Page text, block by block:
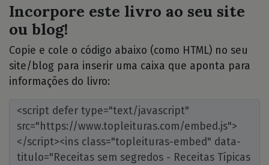
Incorpore este livro ao seu site
ou blog!
Copie e cole o código abaixo (como HTML) no seu
site/blog para inserir uma caixa que aponta para
informações do livro: